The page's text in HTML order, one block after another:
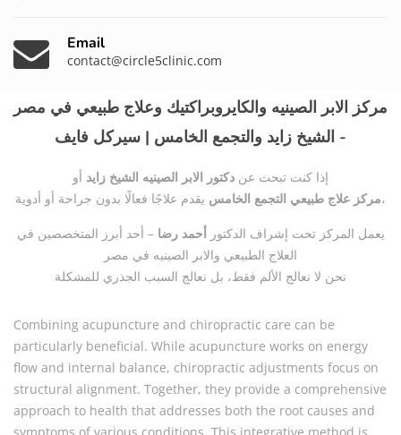
Email
contact@circle5clinic.com
مركز الابر الصينيه والكايروبراكتيك وعلاج طبيعي في مصر
- الشيخ زايد والتجمع الخامس | سيركل فايف
إذا كنت تبحث عن دكتور الابر الصينيه الشيخ زايد أو
مركز علاج طبيعي التجمع الخامسيقدم علاجًا فعالًا بدون جراحة أو أدوية،
يعمل المركز تحت إشراف الدكتورأحمد رضا – أحد أبرز المتخصصين في
العلاج الطبيعي والابر الصينيه في مصر
نحن لا نعالج الألم فقط، بل نعالج السبب الجذري للمشكلة
Combining acupuncture and chiropractic care can be
particularly beneficial. While acupuncture works on energy
flow and internal balance, chiropractic adjustments focus on
structural alignment. Together, they provide a comprehensive
approach to health that addresses both the root causes and